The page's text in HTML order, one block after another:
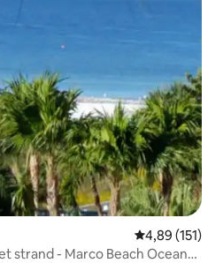
Gemiddelde
4,89 (151)
strand - Marco Beach Ocean